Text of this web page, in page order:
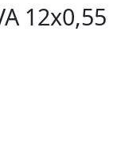
12х0,55